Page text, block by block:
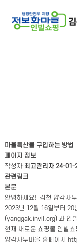
마을특산물 구입하는 방법
페이지 정보
작성자 최고관리자 24-01-
관련링크
본문
안녕하세요! 김천 양각자
2023년 12월 16일부터 20
(yanggak.invil.org) 과 인
현재 새로운 쇼핑몰 인빌쇼
양각자두마을 홈페이지